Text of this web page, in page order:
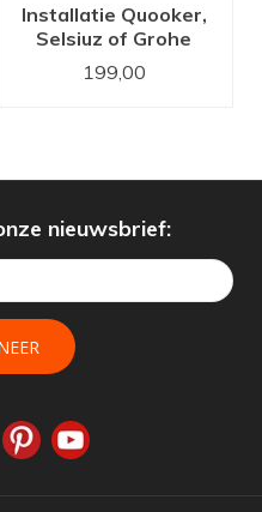
Installatie Quooker,
Selsiuz of Grohe
kokend water kraan
set
199,00
nieuwsbrief: